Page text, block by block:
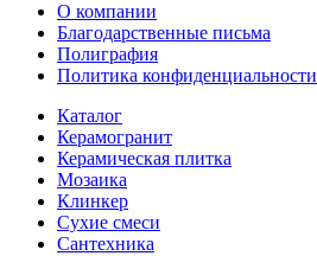
О компании
Благодарственные письма
Полиграфия
Политика конфиденциальности
Каталог
Керамогранит
Керамическая плитка
Мозаика
Клинкер
Сухие смеси
Сантехника